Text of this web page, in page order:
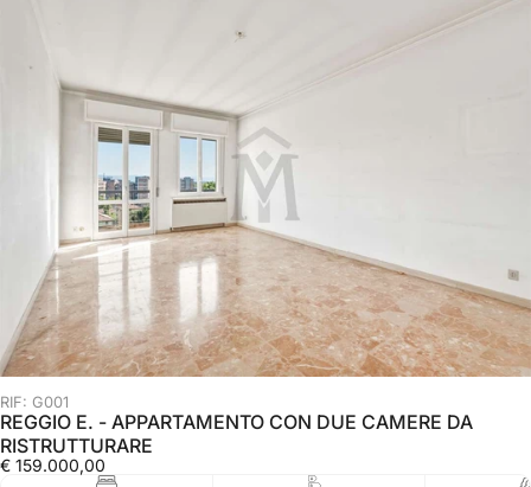
RIF: G001
REGGIO E. - APPARTAMENTO CON DUE CAMERE DA
RISTRUTTURARE
€ 159.000,00